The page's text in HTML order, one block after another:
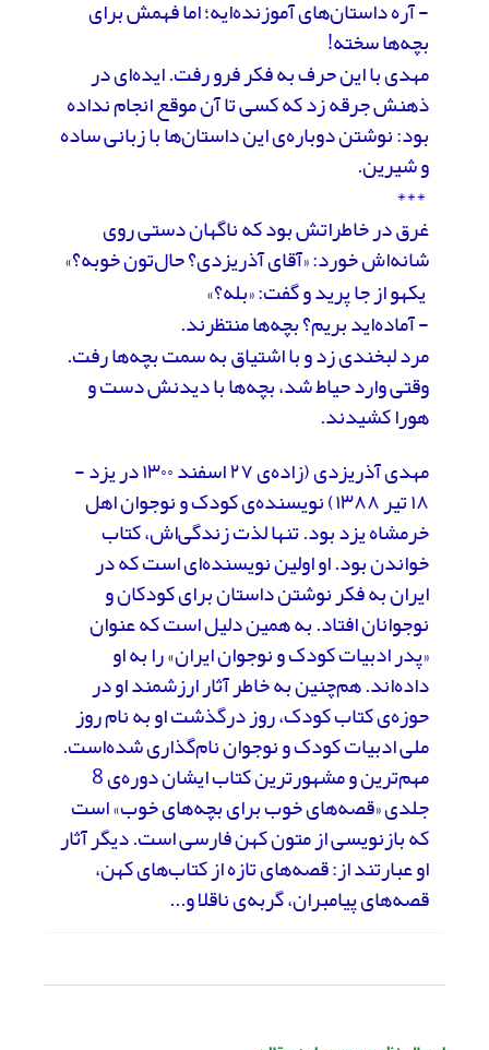
- آره داستان‌های آموزنده‌ایه؛ اما فهمش برای
بچه‌ها سخته!
مهدی با این حرف به فکر فرو رفت. ایده‌ای در
ذهنش جرقه زد که کسی تا آن موقع انجام نداده
بود: نوشتن دوباره‌ی این داستان‌ها با زبانی ساده
و شیرین.
***
غرق در خاطراتش بود که ناگهان دستی روی
شانه‌اش خورد: «آقای آذریزدی؟ حال‌تون خوبه؟»
یکهو از جا پرید و گفت: «بله؟»
- آماده‌اید بریم؟ بچه‌ها منتظرند.
مرد لبخندی زد و با اشتیاق به سمت بچه‌ها رفت.
وقتی وارد حیاط شد، بچه‌ها با دیدنش دست و
هورا کشیدند.
مهدی آذریزدی (زاده‌ی ۲۷ اسفند ۱۳۰۰ در یزد -
۱۸ تیر ۱۳۸۸) نویسنده‌ی کودک و نوجوان اهل
خرمشاه یزد بود. تنها لذت زندگی‌اش، کتاب
خواندن بود. او اولین نویسنده‌ای است که در
ایران به فکر نوشتن داستان برای کودکان و
نوجوانان افتاد. به همین دلیل است که عنوان
«پدر ادبیات کودک و نوجوان ایران» را به او
داده‌اند. هم‌چنین به خاطر آثار ارزشمند او در
حوزه‌ی کتاب کودک، روز درگذشت او به نام روز
ملی ادبیات کودک و نوجوان نام‌گذاری شده‌است.
مهم‌ترین و مشهورترین کتاب ایشان دوره‌ی 8
جلدی «قصه‌های خوب برای بچه‌های خوب» است
که بازنویسی از متون کهن فارسی است. دیگر آثار
او عبارتند از: قصه‌های تازه از کتاب‌های کهن،
قصه‌های پیامبران، گربه‌ی ناقلا و...